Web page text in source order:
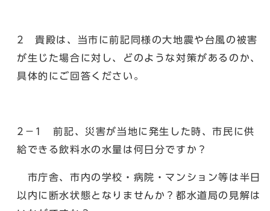
2 貴殿は、当市に前記同様の大地震や台風の被害
が生じた場合に対し、どのような対策があるのか、
具体的にご回答ください。
2－1 前記、災害が当地に発生した時、市民に供
給できる飲料水の水量は何日分ですか？
市庁舎、市内の学校・病院・マンション等は半日
以内に断水状態となりませんか？都水道局の見解は